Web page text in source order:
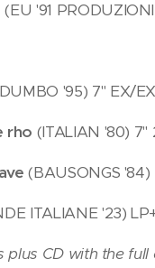
(EU '91
'95) 7" EX/
rho (ITALIAN '80) 7"
(BAUSONGS '84)
ITALIANE '23)
CD with the full